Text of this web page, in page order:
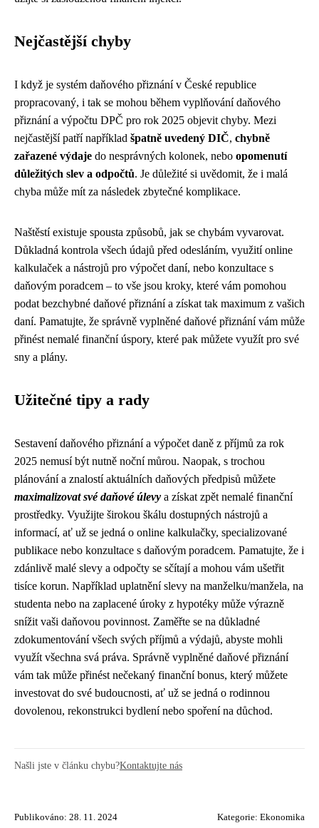
Nejčastější chyby
I když je systém daňového přiznání v České republice
propracovaný, i tak se mohou během vyplňování daňového
přiznání a výpočtu DPČ pro rok 2025 objevit chyby. Mezi
nejčastější patří například špatně uvedený DIČ, chybně
zařazené výdaje do nesprávných kolonek, nebo opomenutí
důležitých slev a odpočtů. Je důležité si uvědomit, že i malá
chyba může mít za následek zbytečné komplikace.
Naštěstí existuje spousta způsobů, jak se chybám vyvarovat.
Důkladná kontrola všech údajů před odesláním, využití online
kalkulaček a nástrojů pro výpočet daní, nebo konzultace s
daňovým poradcem – to vše jsou kroky, které vám pomohou
podat bezchybné daňové přiznání a získat tak maximum z vašich
daní. Pamatujte, že správně vyplněné daňové přiznání vám může
přinést nemalé finanční úspory, které pak můžete využít pro své
sny a plány.
Užitečné tipy a rady
Sestavení daňového přiznání a výpočet daně z příjmů za rok
2025 nemusí být nutně noční můrou. Naopak, s trochou
plánování a znalostí aktuálních daňových předpisů můžete
maximalizovat své daňové úlevy a získat zpět nemalé finanční
prostředky. Využijte širokou škálu dostupných nástrojů a
informací, ať už se jedná o online kalkulačky, specializované
publikace nebo konzultace s daňovým poradcem. Pamatujte, že i
zdánlivě malé slevy a odpočty se sčítají a mohou vám ušetřit
tisíce korun. Například uplatnění slevy na manželku/manžela, na
studenta nebo na zaplacené úroky z hypotéky může výrazně
snížit vaši daňovou povinnost. Zaměřte se na důkladné
zdokumentování všech svých příjmů a výdajů, abyste mohli
využít všechna svá práva. Správně vyplněné daňové přiznání
vám tak může přinést nečekaný finanční bonus, který můžete
investovat do své budoucnosti, ať už se jedná o rodinnou
dovolenou, rekonstrukci bydlení nebo spoření na důchod.
Našli jste v článku chybu?Kontaktujte nás
Publikováno: 28. 11. 2024 Kategorie: Ekonomika